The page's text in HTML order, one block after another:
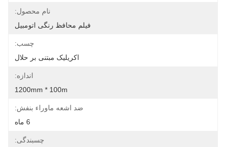
نام محصول:
فیلم محافظ رنگی اتومبیل
چسب:
اکریلیک مبتنی بر حلال
اندازه:
1200mm * 100m
ضد اشعه ماوراء بنفش:
چسبندگی: